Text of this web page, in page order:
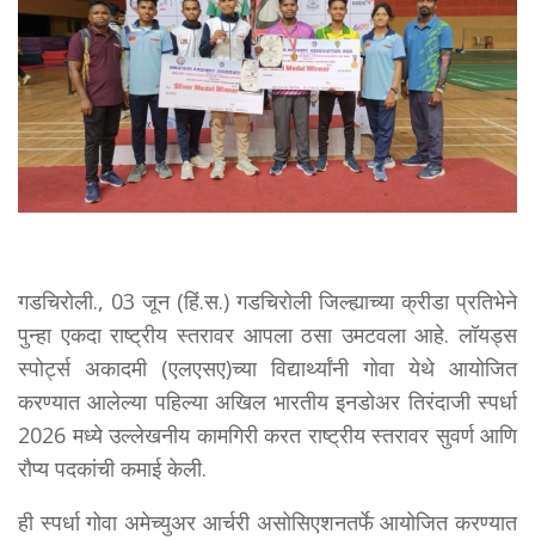
गडचिरोली., 03 जून (हिं.स.) गडचिरोली जिल्ह्याच्या क्रीडा प्रतिभेने
पुन्हा एकदा राष्ट्रीय स्तरावर आपला ठसा उमटवला आहे. लॉयड्स
स्पोर्ट्स अकादमी (एलएसए)च्या विद्यार्थ्यांनी गोवा येथे आयोजित
करण्यात आलेल्या पहिल्या अखिल भारतीय इनडोअर तिरंदाजी स्पर्धा
2026 मध्ये उल्लेखनीय कामगिरी करत राष्ट्रीय स्तरावर सुवर्ण आणि
रौप्य पदकांची कमाई केली.
ही स्पर्धा गोवा अमेच्युअर आर्चरी असोसिएशनतर्फे आयोजित करण्यात